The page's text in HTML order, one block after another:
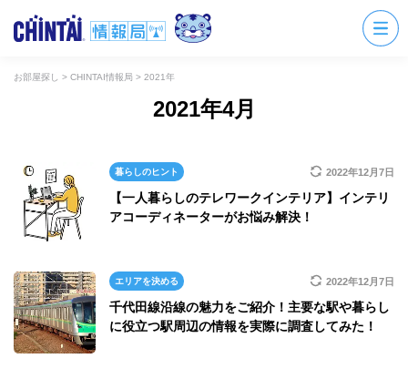
お部屋探し > CHINTAI情報局 > 2021年
2021年4月
暮らしのヒント 2022年12月7日
【一人暮らしのテレワークインテリア】インテリ
アコーディネーターがお悩み解決！
エリアを決める 2022年12月7日
千代田線沿線の魅力をご紹介！主要な駅や暮らし
に役立つ駅周辺の情報を実際に調査してみた！